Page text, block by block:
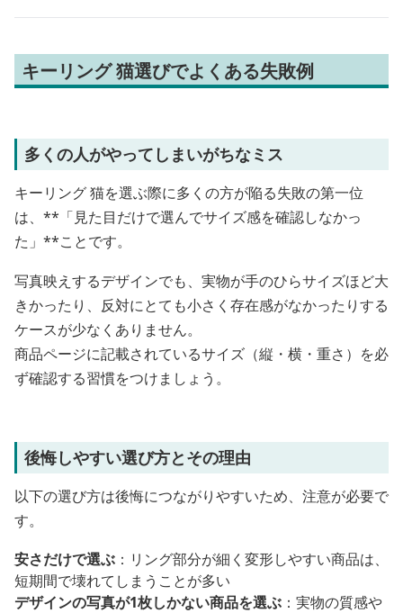
キーリング 猫選びでよくある失敗例
多くの人がやってしまいがちなミス
キーリング 猫を選ぶ際に多くの方が陥る失敗の第一位
は、**「見た目だけで選んでサイズ感を確認しなかっ
た」**ことです。
写真映えするデザインでも、実物が手のひらサイズほど大
きかったり、反対にとても小さく存在感がなかったりする
ケースが少なくありません。
商品ページに記載されているサイズ（縦・横・重さ）を必
ず確認する習慣をつけましょう。
後悔しやすい選び方とその理由
以下の選び方は後悔につながりやすいため、注意が必要で
す。
安さだけで選ぶ ：リング部分が細く変形しやすい商品は、
短期間で壊れてしまうことが多い
デザインの写真が1枚しかない商品を選ぶ ：実物の質感や